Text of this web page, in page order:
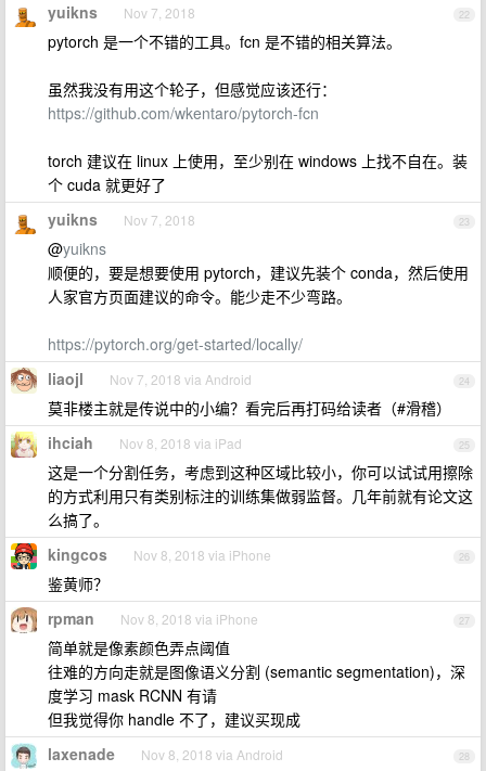
22
yuikns Nov 7, 2018
pytorch 是一个不错的工具。fcn 是不错的相关算法。
虽然我没有用这个轮子，但感觉应该还行：
https://github.com/wkentaro/pytorch-fcn
torch 建议在 linux 上使用，至少别在 windows 上找不自在。装
个 cuda 就更好了
23
yuikns Nov 7, 2018
@yuikns
顺便的，要是想要使用 pytorch，建议先装个 conda，然后使用
人家官方页面建议的命令。能少走不少弯路。
https://pytorch.org/get-started/locally/
24
liaojl Nov 7, 2018 via Android
莫非楼主就是传说中的小编？看完后再打码给读者（#滑稽）
25
ihciah Nov 8, 2018 via iPad
这是一个分割任务，考虑到这种区域比较小，你可以试试用擦除
的方式利用只有类别标注的训练集做弱监督。几年前就有论文这
么搞了。
26
kingcos Nov 8, 2018 via iPhone
鉴黄师？
27
rpman Nov 8, 2018 via iPhone
简单就是像素颜色弄点阈值
往难的方向走就是图像语义分割 (semantic segmentation)，深
度学习 mask RCNN 有请
但我觉得你 handle 不了，建议买现成
28
laxenade Nov 8, 2018 via Android